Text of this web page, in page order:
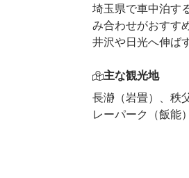
埼玉県で車中泊す
み合わせがおすす
井沢や日光へ伸ば
主な観光地
長瀞（岩畳）、秩
レーパーク（飯能